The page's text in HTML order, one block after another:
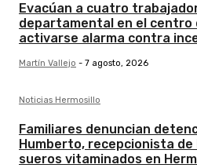
Evacúan a cuatro
departamental en el centro
activarse alarma contra
Martín Vallejo - 7 agosto, 2026
Noticias Hermosillo
Familiares denuncian
Humberto, recepcionista
sueros vitaminados en